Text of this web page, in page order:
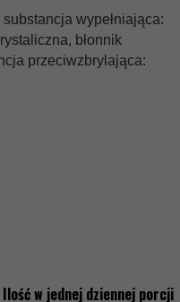
wypełniająca:
błonnik
przeciwzbrylająca:
Ilość w jednej dziennej porcji